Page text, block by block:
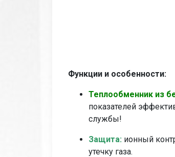
Функции и особенности:
Теплообменник из
показателей
службы!
Защита: ионный
утечку газа.